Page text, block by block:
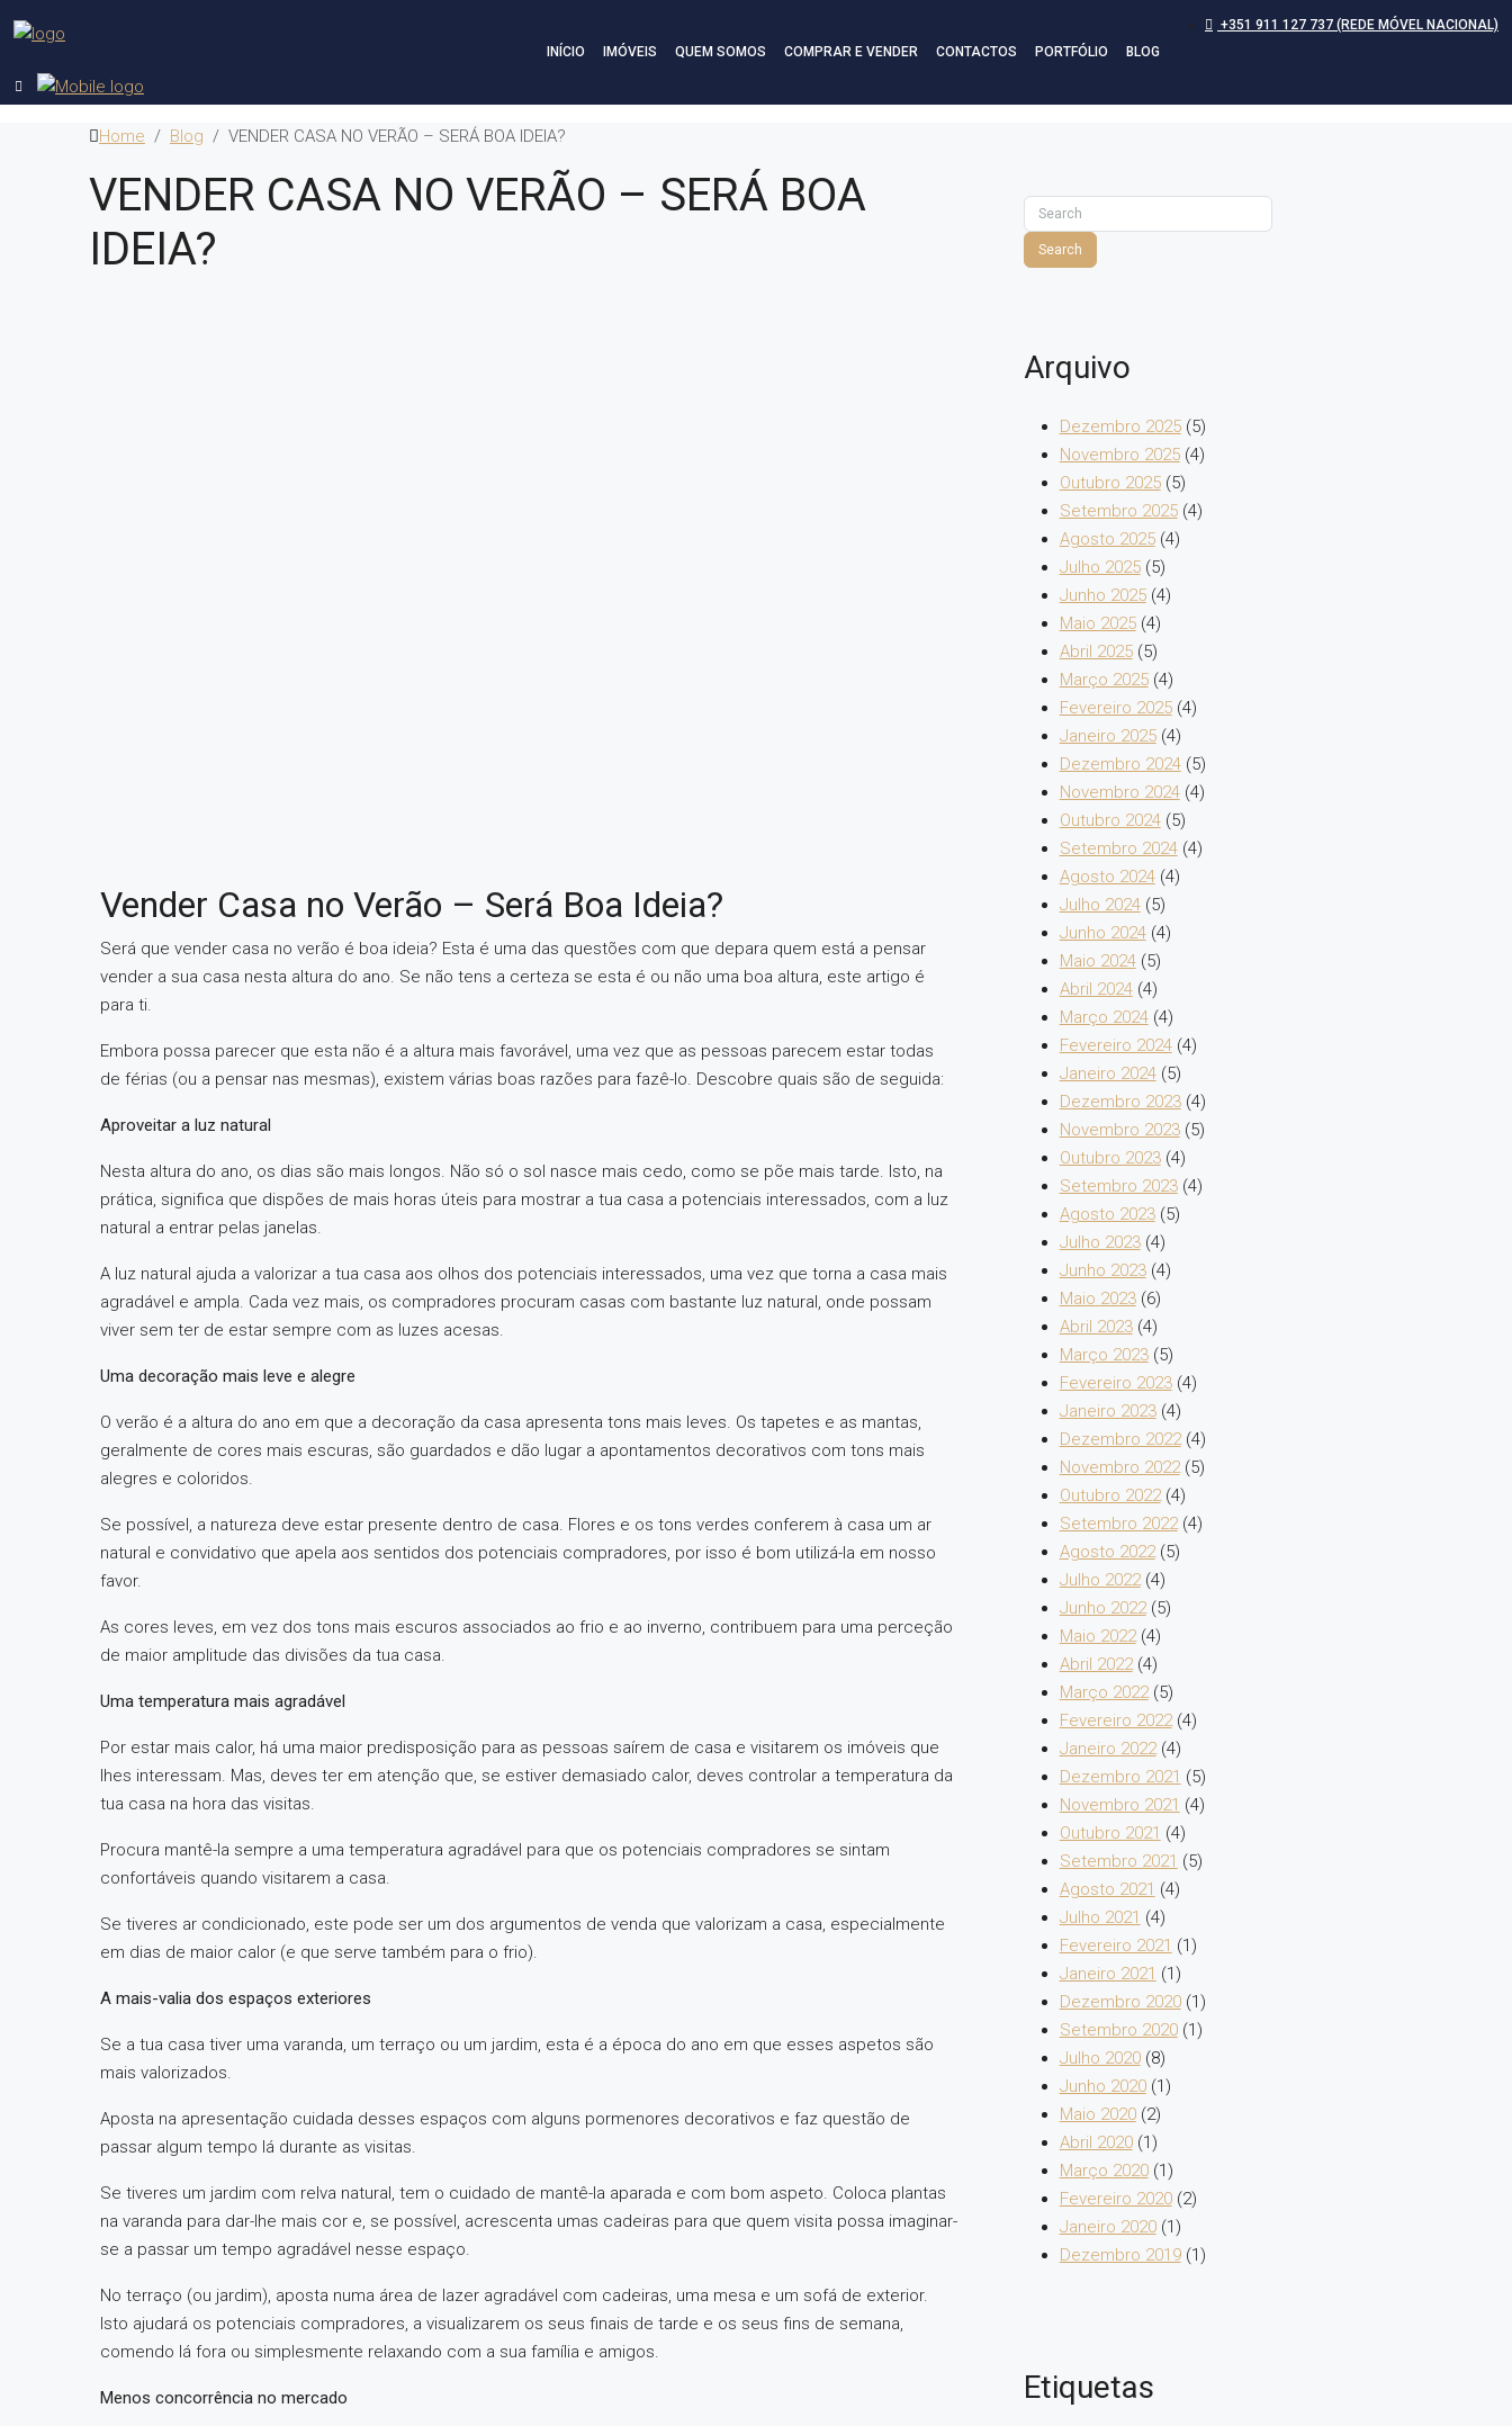
INÍCIO IMÓVEIS QUEM SOMOS COMPRAR E VENDER CONTACTOS PORTFÓLIO BLOG
+351 911 127 737 (REDE MÓVEL NACIONAL)
Home Blog VENDER CASA NO VERÃO – SERÁ BOA IDEIA?
VENDER CASA NO VERÃO – SERÁ BOA
IDEIA?
Vender Casa no Verão – Será Boa Ideia?
Será que vender casa no verão é boa ideia? Esta é uma das questões com que depara quem está a pensar
vender a sua casa nesta altura do ano. Se não tens a certeza se esta é ou não uma boa altura, este artigo é
para ti.
Embora possa parecer que esta não é a altura mais favorável, uma vez que as pessoas parecem estar todas
de férias (ou a pensar nas mesmas), existem várias boas razões para fazê-lo. Descobre quais são de seguida:
Aproveitar a luz natural
Nesta altura do ano, os dias são mais longos. Não só o sol nasce mais cedo, como se põe mais tarde. Isto, na
prática, significa que dispões de mais horas úteis para mostrar a tua casa a potenciais interessados, com a luz
natural a entrar pelas janelas.
A luz natural ajuda a valorizar a tua casa aos olhos dos potenciais interessados, uma vez que torna a casa mais
agradável e ampla. Cada vez mais, os compradores procuram casas com bastante luz natural, onde possam
viver sem ter de estar sempre com as luzes acesas.
Uma decoração mais leve e alegre
O verão é a altura do ano em que a decoração da casa apresenta tons mais leves. Os tapetes e as mantas,
geralmente de cores mais escuras, são guardados e dão lugar a apontamentos decorativos com tons mais
alegres e coloridos.
Se possível, a natureza deve estar presente dentro de casa. Flores e os tons verdes conferem à casa um ar
natural e convidativo que apela aos sentidos dos potenciais compradores, por isso é bom utilizá-la em nosso
favor.
As cores leves, em vez dos tons mais escuros associados ao frio e ao inverno, contribuem para uma perceção
de maior amplitude das divisões da tua casa.
Uma temperatura mais agradável
Por estar mais calor, há uma maior predisposição para as pessoas saírem de casa e visitarem os imóveis que
lhes interessam. Mas, deves ter em atenção que, se estiver demasiado calor, deves controlar a temperatura da
tua casa na hora das visitas.
Procura mantê-la sempre a uma temperatura agradável para que os potenciais compradores se sintam
confortáveis quando visitarem a casa.
Se tiveres ar condicionado, este pode ser um dos argumentos de venda que valorizam a casa, especialmente
em dias de maior calor (e que serve também para o frio).
A mais-valia dos espaços exteriores
Se a tua casa tiver uma varanda, um terraço ou um jardim, esta é a época do ano em que esses aspetos são
mais valorizados.
Aposta na apresentação cuidada desses espaços com alguns pormenores decorativos e faz questão de
passar algum tempo lá durante as visitas.
Se tiveres um jardim com relva natural, tem o cuidado de mantê-la aparada e com bom aspeto. Coloca plantas
na varanda para dar-lhe mais cor e, se possível, acrescenta umas cadeiras para que quem visita possa imaginar-
se a passar um tempo agradável nesse espaço.
No terraço (ou jardim), aposta numa área de lazer agradável com cadeiras, uma mesa e um sofá de exterior.
Isto ajudará os potenciais compradores, a visualizarem os seus finais de tarde e os seus fins de semana,
comendo lá fora ou simplesmente relaxando com a sua família e amigos.
Menos concorrência no mercado
Search
Arquivo
Dezembro 2025(5)
Novembro 2025(4)
Outubro 2025(5)
Setembro 2025(4)
Agosto 2025(4)
Julho 2025(5)
Junho 2025(4)
Maio 2025(4)
Abril 2025(5)
Março 2025(4)
Fevereiro 2025(4)
Janeiro 2025(4)
Dezembro 2024(5)
Novembro 2024(4)
Outubro 2024(5)
Setembro 2024(4)
Agosto 2024(4)
Julho 2024(5)
Junho 2024(4)
Maio 2024(5)
Abril 2024(4)
Março 2024(4)
Fevereiro 2024(4)
Janeiro 2024(5)
Dezembro 2023(4)
Novembro 2023(5)
Outubro 2023(4)
Setembro 2023(4)
Agosto 2023(5)
Julho 2023(4)
Junho 2023(4)
Maio 2023(6)
Abril 2023(4)
Março 2023(5)
Fevereiro 2023(4)
Janeiro 2023(4)
Dezembro 2022(4)
Novembro 2022(5)
Outubro 2022(4)
Setembro 2022(4)
Agosto 2022(5)
Julho 2022(4)
Junho 2022(5)
Maio 2022(4)
Abril 2022(4)
Março 2022(5)
Fevereiro 2022(4)
Janeiro 2022(4)
Dezembro 2021 (5)
Novembro 2021 (4)
Outubro 2021 (4)
Setembro 2021 (5)
Agosto 2021 (4)
Julho 2021 (4)
Fevereiro 2021 (1)
Janeiro 2021 (1)
Dezembro 2020(1)
Setembro 2020(1)
Julho 2020(8)
Junho 2020(1)
Maio 2020(2)
Abril 2020(1)
Março 2020(1)
Fevereiro 2020(2)
Janeiro 2020(1)
Dezembro 2019(1)
Etiquetas